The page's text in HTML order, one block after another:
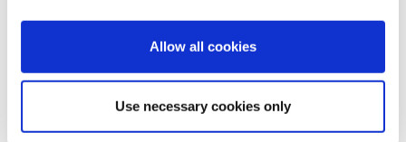
Allow all cookies
Use necessary cookies only
ejecución de un contrato o para la aplicación
RGPD)